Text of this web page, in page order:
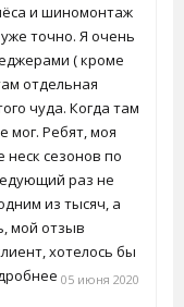
05 июня 2020
и шиномонтаж
точно. Я очень
( кроме
отдельная
чуда. Когда там
мог. Ребят, моя
неск сезонов по
раз не
из тысяч, а
мой отзыв
хотелось бы